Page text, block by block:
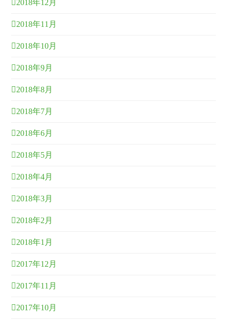
2018年12月
2018年11月
2018年10月
2018年9月
2018年8月
2018年7月
2018年6月
2018年5月
2018年4月
2018年3月
2018年2月
2018年1月
2017年12月
2017年11月
2017年10月